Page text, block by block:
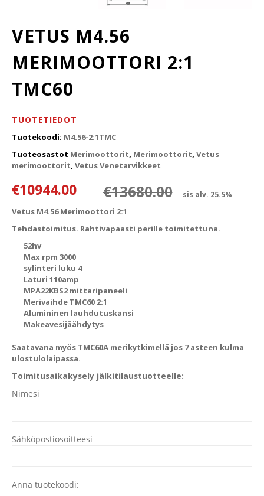
VETUS M4.56
MERIMOOTTORI 2:1
TMC60
TUOTETIEDOT
Tuotekoodi: M4.56-2:1TMC
Tuoteosastot Merimoottorit, Merimoottorit, Vetus
merimoottorit, Vetus Venetarvikkeet
€13680.00
€10944.00 Nykyinen
sis alv. 25.5%
Vetus M4.56 Merimoottori 2:1
Tehdastoimitus. Rahtivapaasti perille toimitettuna.
52hv
Max rpm 3000
sylinteri luku 4
Laturi 110amp
MPA22KBS2 mittaripaneeli
Merivaihde TMC60 2:1
Alumininen lauhdutuskansi
Makeavesijäähdytys
Saatavana myös TMC60A merikytkimellä jos 7 asteen kulma
ulostulolaipassa.
Toimitusaikakysely jälkitilaustuotteelle:
Nimesi
Sähköpostiosoitteesi
Anna tuotekoodi: